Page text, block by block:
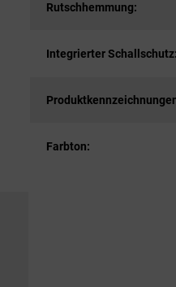
Rutschhemmung:
Integrierter Schallschutz:
Farbton: